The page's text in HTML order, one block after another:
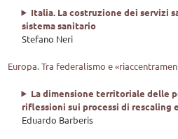
Italia. La costruzione dei servizi
sistema sanitario
Stefano Neri
Europa. Tra federalismo e
La dimensione territoriale delle
riflessioni sui processi di rescaling
Eduardo Barberis